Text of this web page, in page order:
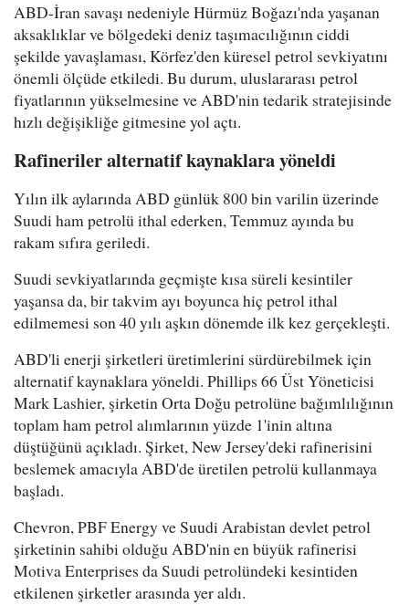
ABD-İran savaşı nedeniyle Hürmüz Boğazı'nda yaşanan
aksaklıklar ve bölgedeki deniz taşımacılığının ciddi
şekilde yavaşlaması, Körfez'den küresel petrol sevkiyatını
önemli ölçüde etkiledi. Bu durum, uluslararası petrol
fiyatlarının yükselmesine ve ABD'nin tedarik stratejisinde
hızlı değişikliğe gitmesine yol açtı.
Rafineriler alternatif kaynaklara yöneldi
Yılın ilk aylarında ABD günlük 800 bin varilin üzerinde
Suudi ham petrolü ithal ederken, Temmuz ayında bu
rakam sıfıra geriledi.
Suudi sevkiyatlarında geçmişte kısa süreli kesintiler
yaşansa da, bir takvim ayı boyunca hiç petrol ithal
edilmemesi son 40 yılı aşkın dönemde ilk kez gerçekleşti.
ABD'li enerji şirketleri üretimlerini sürdürebilmek için
alternatif kaynaklara yöneldi. Phillips 66 Üst Yöneticisi
Mark Lashier, şirketin Orta Doğu petrolüne bağımlılığının
toplam ham petrol alımlarının yüzde 1'inin altına
düştüğünü açıkladı. Şirket, New Jersey'deki rafinerisini
beslemek amacıyla ABD'de üretilen petrolü kullanmaya
başladı.
Chevron, PBF Energy ve Suudi Arabistan devlet petrol
şirketinin sahibi olduğu ABD'nin en büyük rafinerisi
Motiva Enterprises da Suudi petrolündeki kesintiden
etkilenen şirketler arasında yer aldı.